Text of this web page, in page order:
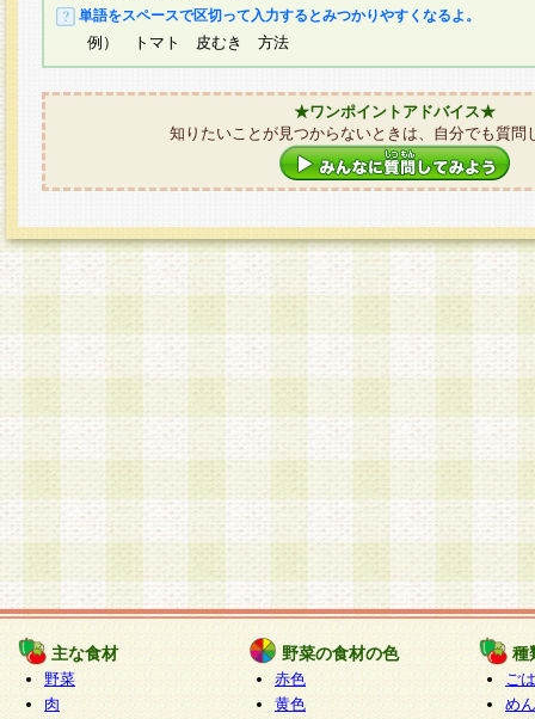
単語をスペースで区切って入力するとみつかりやすくなるよ。
例） トマト 皮むき 方法
★ワンポイントアドバイス★
知りたいことが見つからないときは、自分でも質問
主な食材
野菜
肉
野菜の食材の色
赤色
黄色
種
ご
めん